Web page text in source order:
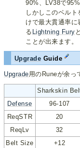
90%、LV38で95%
しかしこのベルト
けで最大貫通率に
る Lightning Fury
ことが出来ます。
Upgrade Guide
Upgrade用のRuneが余っ
Sharkskin
Defense
96-107
ReqSTR
20
ReqLv
32
Belt Size
+12